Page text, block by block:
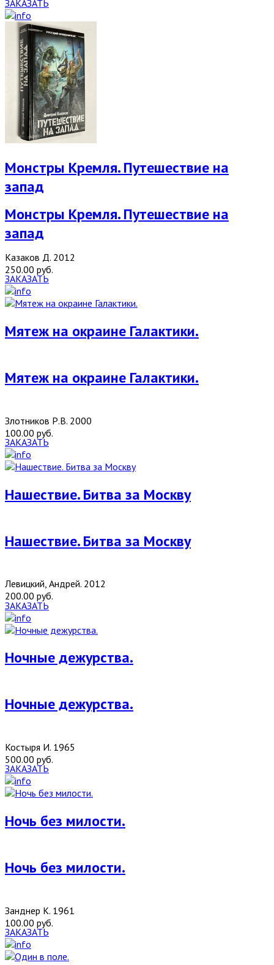
ЗАКАЗАТЬ
Монстры Кремля. Путешествие на
запад
Монстры Кремля. Путешествие на
запад
Казаков Д. 2012
250.00 руб.
ЗАКАЗАТЬ
Мятеж на окраине Галактики.
Мятеж на окраине Галактики.
Злотников Р.В. 2000
100.00 руб.
ЗАКАЗАТЬ
Нашествие. Битва за Москву
Нашествие. Битва за Москву
Левицкий, Андрей. 2012
200.00 руб.
ЗАКАЗАТЬ
Ночные дежурства.
Ночные дежурства.
Костыря И. 1965
500.00 руб.
ЗАКАЗАТЬ
Ночь без милости.
Ночь без милости.
Занднер К. 1961
100.00 руб.
ЗАКАЗАТЬ